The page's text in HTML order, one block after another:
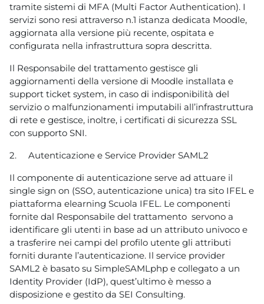
tramite sistemi di MFA (Multi Factor Authentication). I
servizi sono resi attraverso n.1 istanza dedicata Moodle,
aggiornata alla versione più recente, ospitata e
configurata nella infrastruttura sopra descritta.
Il Responsabile del trattamento gestisce gli
aggiornamenti della versione di Moodle installata e
support ticket system, in caso di indisponibilità del
servizio o malfunzionamenti imputabili all’infrastruttura
di rete e gestisce, inoltre, i certificati di sicurezza SSL
con supporto SNI.
2.
Autenticazione e Service Provider SAML2
Il componente di autenticazione serve ad attuare il
single sign on (SSO, autenticazione unica) tra sito IFEL e
piattaforma elearning Scuola IFEL. Le componenti
fornite dal Responsabile del trattamento servono a
identificare gli utenti in base ad un attributo univoco e
a trasferire nei campi del profilo utente gli attributi
forniti durante l’autenticazione. Il service provider
SAML2 è basato su SimpleSAMLphp e collegato a un
Identity Provider (IdP), quest’ultimo è messo a
disposizione e gestito da SEI Consulting.